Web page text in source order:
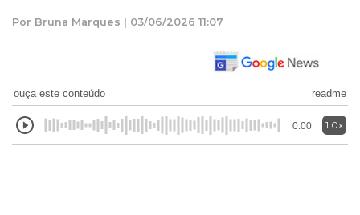
Por Bruna Marques | 03/06/2026 11:07
ouça este conteúdo readme
0:00 1.0x